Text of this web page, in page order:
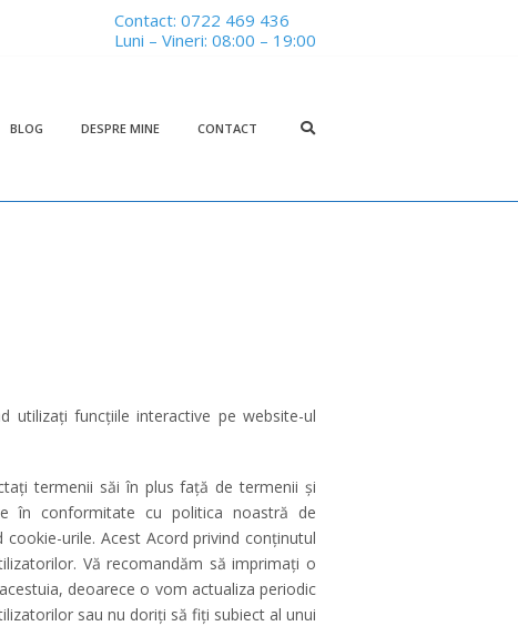
Contact: 0722 469 436
Luni – Vineri: 08:00 – 19:00
BLOG DESPRE MINE CONTACT
utilizați funcțiile interactive pe website-ul
termenii săi în plus față de termenii și
în conformitate cu politica noastră de
urile. Acest Acord privind conținutul
Vă recomandăm să imprimați o
deoarece o vom actualiza periodic
sau nu doriți să fiți subiect al unui